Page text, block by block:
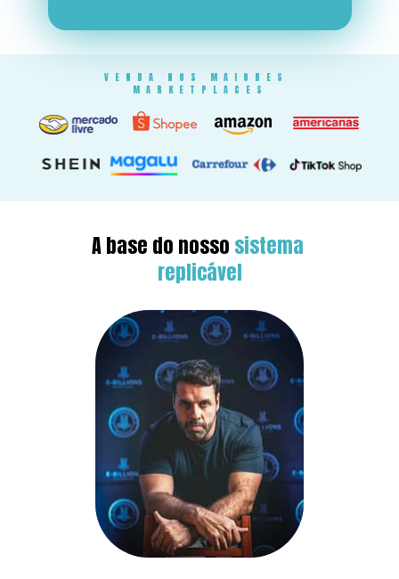
VENDA NOS MAIORES
MARKETPLACES
A base do nosso sistema
replicável